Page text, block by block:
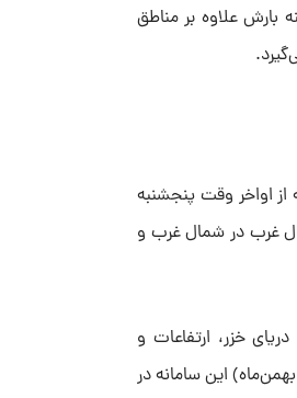
می‌شود. پنجشنبه (۲۵ بهمن‌ماه) دامنه بارش علاوه بر مناطق
اواخر وقت پنجشنبه
غرب در شمال غرب و
سواحل دریای خزر، ارتفاعات و
دامنه‌های جنوبی البرز بارش برف و باران و گاهی وزش باد رخ خواهد داد. شنبه (۲۷ بهمن‌ماه) این سامانه در